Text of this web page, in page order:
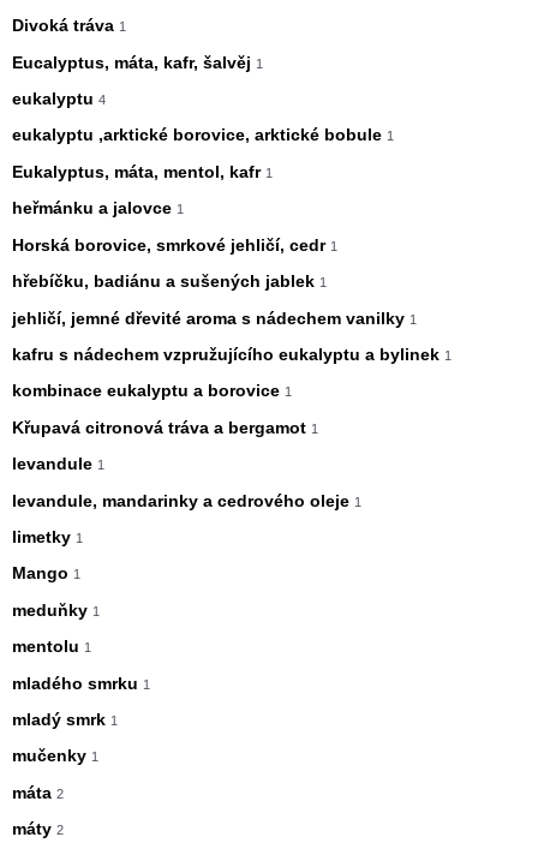
Divoká tráva 1
Eucalyptus, máta, kafr, šalvěj 1
eukalyptu 4
eukalyptu ,arktické borovice, arktické bobule 1
Eukalyptus, máta, mentol, kafr 1
heřmánku a jalovce 1
Horská borovice, smrkové jehličí, cedr 1
hřebíčku, badiánu a sušených jablek 1
jehličí, jemné dřevité aroma s nádechem vanilky 1
kafru s nádechem vzpružujícího eukalyptu a bylinek 1
kombinace eukalyptu a borovice 1
Křupavá citronová tráva a bergamot 1
levandule 1
levandule, mandarinky a cedrového oleje 1
limetky 1
Mango 1
meduňky 1
mentolu 1
mladého smrku 1
mladý smrk 1
mučenky 1
máta 2
máty 2